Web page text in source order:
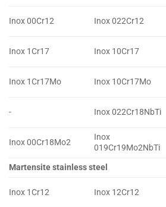
Inox 00Cr12 Inox 022Cr12
Inox 1Cr17 Inox 10Cr17
Inox 1Cr17Mo Inox 10Cr17Mo
- Inox 022Cr18NbTi
Inox 00Cr18Mo2
Inox
019Cr19Mo2NbTi
Martensite stainless steel
Inox 1Cr12 Inox 12Cr12